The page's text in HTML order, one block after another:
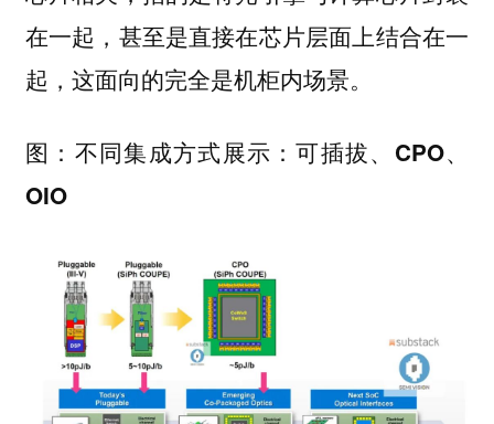
在一起，甚至是直接在芯片层面上结合在一
起，这面向的完全是机柜内场景。
图：不同集成方式展示：可插拔、CPO、
OIO